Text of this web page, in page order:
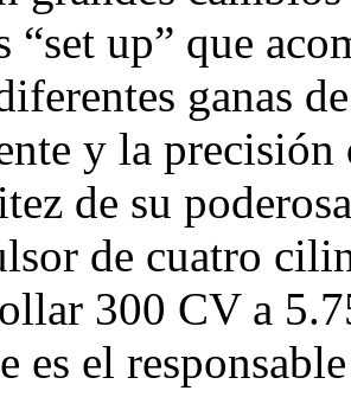
“set up” que
ganas
y la
de su
de cuatro
300 CV a
es el